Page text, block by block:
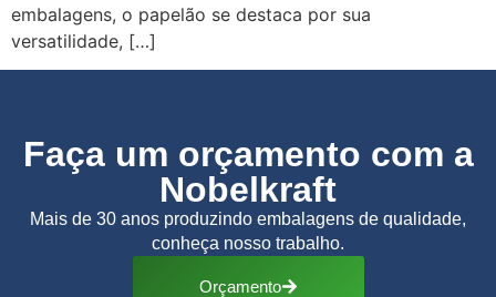
embalagens, o papelão se destaca por sua
versatilidade, […]
Faça um orçamento com a
Nobelkraft
Mais de 30 anos produzindo embalagens de qualidade,
conheça nosso trabalho.
Orçamento